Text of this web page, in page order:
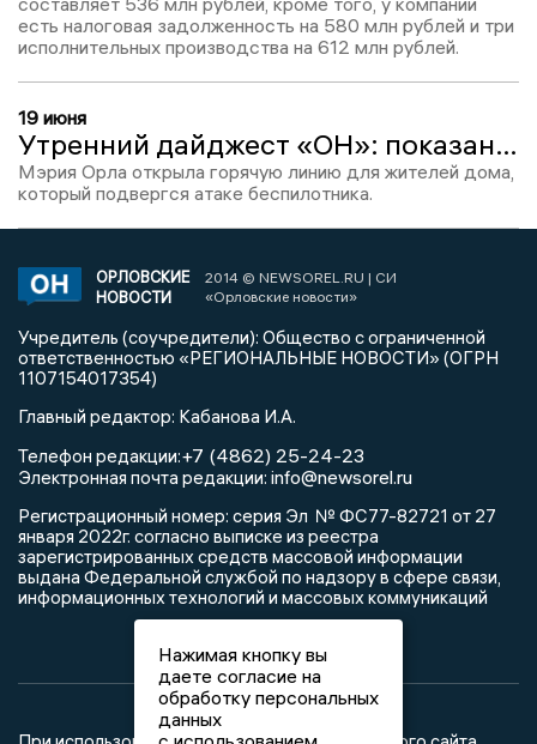
есть налоговая задолженность на 580 млн рублей и три
исполнительных производства на 612 млн рублей.
19 июня
Утренний дайджест «ОН»: показания Сотникова и командировка Клычкова в Снегири
Мэрия Орла открыла горячую линию для жителей дома,
который подвергся атаке беспилотника.
ОРЛОВСКИЕ
НОВОСТИ
2014 © NEWSOREL.RU | СИ
«Орловские новости»
Учредитель (соучредители): Общество с ограниченной
ответственностью «РЕГИОНАЛЬНЫЕ НОВОСТИ» (ОГРН
1107154017354)
Главный редактор: Кабанова И.А.
Телефон редакции:+7 (4862) 25-24-23
Электронная почта редакции: info@newsorel.ru
Регистрационный номер: серия Эл № ФС77-82721 от 27
января 2022г. согласно выписке из реестра
зарегистрированных средств массовой информации
выдана Федеральной службой по надзору в сфере связи,
информационных технологий и массовых коммуникаций
Нажимая кнопку вы
даете согласие на
обработку персональных
данных